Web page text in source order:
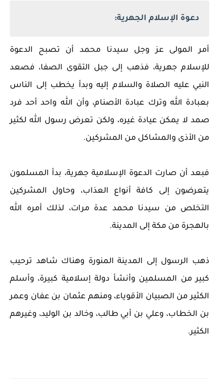
دعوة الإسلام الجهرية:
أمر المولى عز وجل سيدنا محمد أن تصبح الدعوة
للإسلام جهرية، فذهب إلى جبل التقوى الصفا، فصعد
النبي عليه الصلاة والسلام إليه وبدأ يخطب إلى الناس
بعبادة الله وترك عبادة الأصنام، وأن الله واحد أحد فرد
صمد لا يمكن عيادة غيره، ولكن تعرض رسول الله لكثير
من الأذى والمشاكل من المشركين.
فبعد أن صارت الدعوة الإسلامية جهرية، بدأ المسلمون
يتعرضون إلى كافة أنواع العذاب، وحاول المشركين
التخلص من سيدنا محمد عدة مرات، لذلك أمره الله
بالهجرة من مكة إلى المدينة.
ذهب الرسول إلى المدينة المنورة وهناك شاهد ترحيب
كبير من المسلمين وأنشأ دولة إسلامية كبيرة، وأسلم
الكثير من الصبيان الأقوياء، ومنهم عثمان بن عفان وعمر
بن الخطاب، وعلي بن أبي طالب، وخالد بن الوليد، وغيرهم
الكثير.